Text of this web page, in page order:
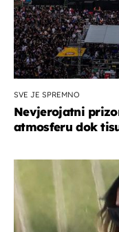
SVE JE SPREMNO
Nevjerojatni
atmosferu dok